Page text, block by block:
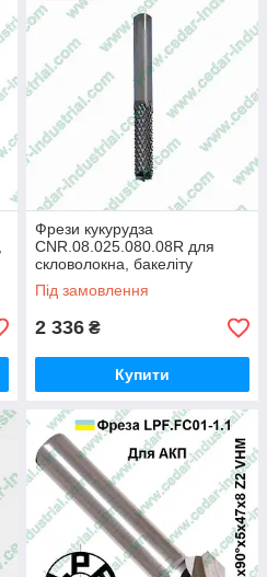
Фрези кукурудза
CNR.08.025.080.08R для
скловолокна, бакеліту
Під замовлення
2 336 ₴
Купити